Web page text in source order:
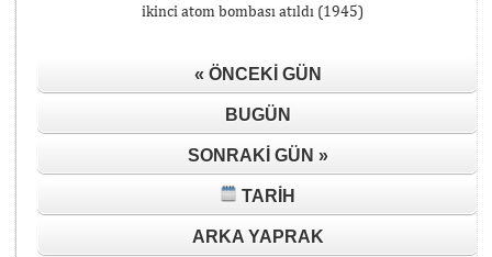
ikinci atom bombası atıldı (1945)
« ÖNCEKI GÜN
BUGÜN
SONRAKI GÜN »
TARIH
ARKA YAPRAK